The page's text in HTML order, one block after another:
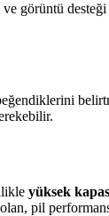
görüntü
yüksek
pil